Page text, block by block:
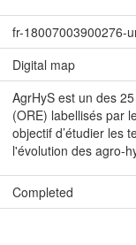
fr-18007003900276-
Digital map
AgrHyS est un des
(ORE) labellisés par
objectif d’étudier les
l'évolution des agro-
Completed